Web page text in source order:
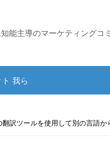
能主導のマーケティングコ
我ら
訳ツールを使用して別の言語か